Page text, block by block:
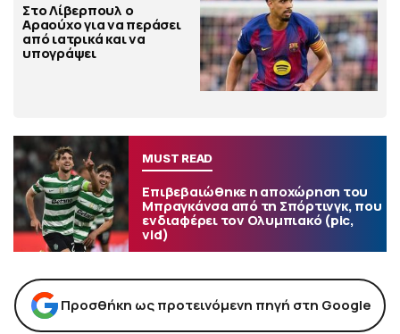
Στο Λίβερπουλ ο
Αραούχο για να περάσει
από ιατρικά και να
υπογράψει
MUST READ
Επιβεβαιώθηκε η αποχώρηση του
Μπραγκάνσα από τη Σπόρτινγκ, που
ενδιαφέρει τον Ολυμπιακό (pic,
vid)
Προσθήκη ως προτεινόμενη πηγή στη Google